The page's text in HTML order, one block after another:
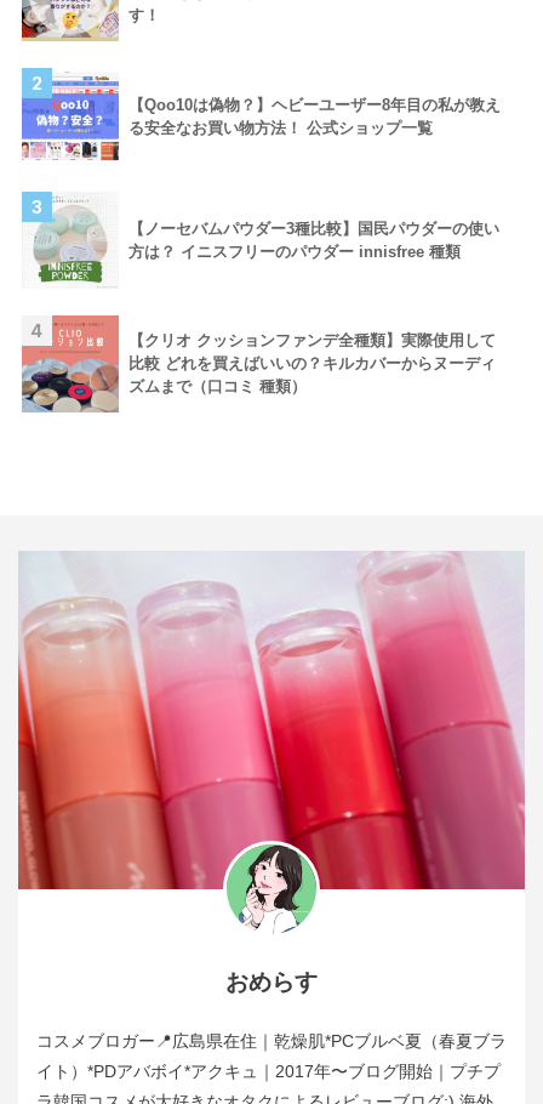
す！
2
【Qoo10は偽物？】ヘビーユーザー8年目の私が教え
る安全なお買い物方法！ 公式ショップ一覧
3
【ノーセバムパウダー3種比較】国民パウダーの使い
方は？ イニスフリーのパウダー innisfree 種類
4
【クリオ クッションファンデ全種類】実際使用して
比較 どれを買えばいいの？キルカバーからヌーディ
ズムまで（口コミ 種類）
おめらす
コスメブロガー📍広島県在住｜乾燥肌*PCブルベ夏（春夏ブラ
イト）*PDアバボイ*アクキュ｜2017年〜ブログ開始｜プチプ